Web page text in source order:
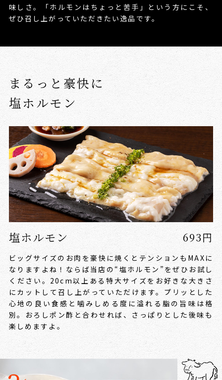
味しさ。
「ホルモンはちょっと苦手」という方にこそ、
ぜひ召し上がっていただきたい逸品です。
まるっと豪快に
塩ホルモン
塩ホルモン 693円
ビッグサイズのお肉を豪快に焼くとテンションもMAXに
なりますよね！ ならば当店の“塩ホルモン”をぜひお試し
ください。20cm以上ある特大サイズをお好きな大きさ
にカットして召し上がっていただけます。プリッとした
心地の良い食感と噛みしめる度に溢れる脂の旨味は格
別。
おろしポン酢と合わせれば、さっぱりとした後味も
楽しめますよ。